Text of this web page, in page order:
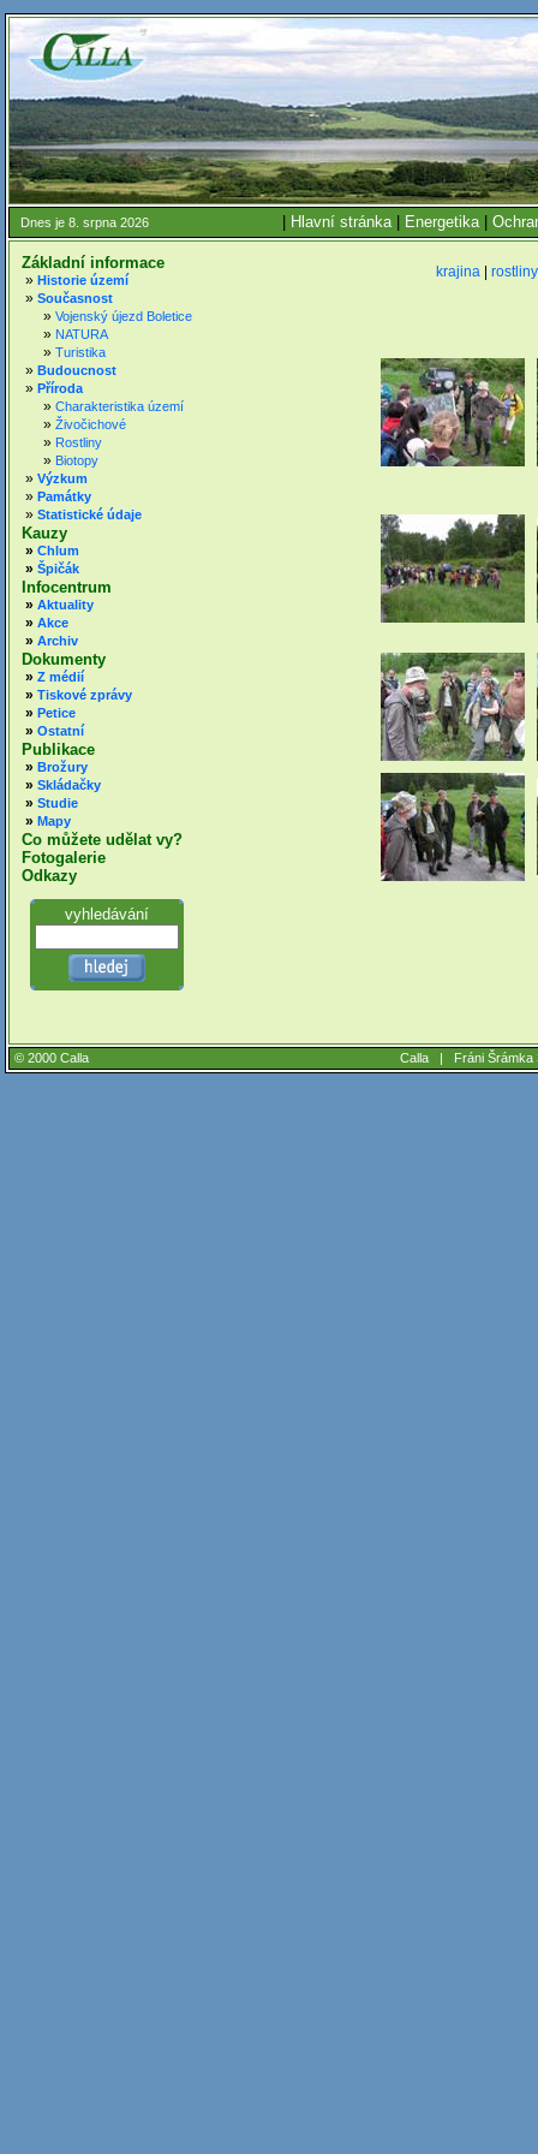
Dnes je 8. srpna 2026 Hlavní stránka| Energetika|
Základní informace
» Historie území
» Současnost
» Vojenský újezd Boletice
» NATURA
» Turistika
» Budoucnost
» Příroda
» Charakteristika území
» Živočichové
» Rostliny
» Biotopy
» Výzkum
» Památky
» Statistické údaje
Kauzy
» Chlum
» Špičák
Infocentrum
» Aktuality
» Akce
» Archiv
Dokumenty
» Z médií
» Tiskové zprávy
» Petice
» Ostatní
Publikace
» Brožury
» Skládačky
» Studie
» Mapy
Co můžete udělat vy?
Fotogalerie
Odkazy
vyhledávání
krajina rostliny
© 2000 Calla Calla | Fráni Šrámka